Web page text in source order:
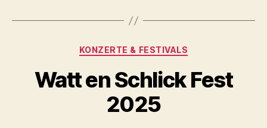
Kategorien
KONZERTE & FESTIVALS
Watt en Schlick Fest
2025